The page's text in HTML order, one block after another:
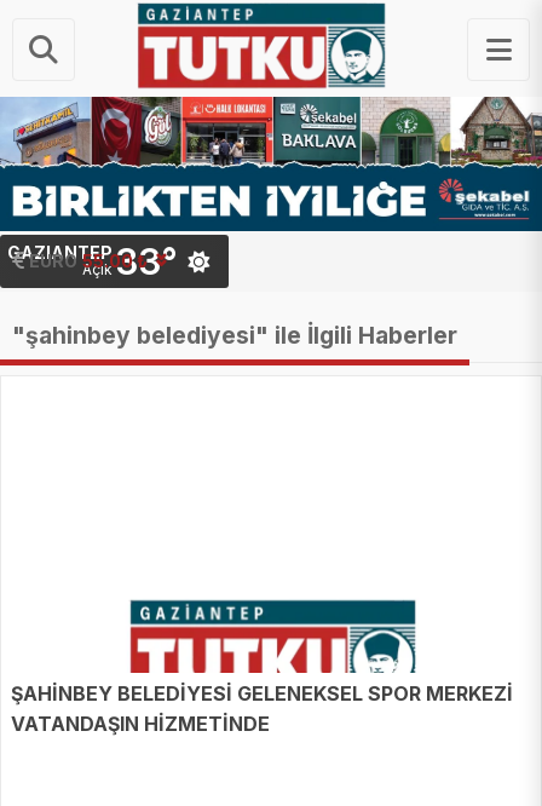
EURO 55.00 ₺
STERLIN 64.20 ₺
GAZIANTEP
Açık33°
"şahinbey belediyesi" ile İlgili Haberler
ŞAHİNBEY BELEDİYESİ GELENEKSEL SPOR MERKEZİ
VATANDAŞIN HİZMETİNDE